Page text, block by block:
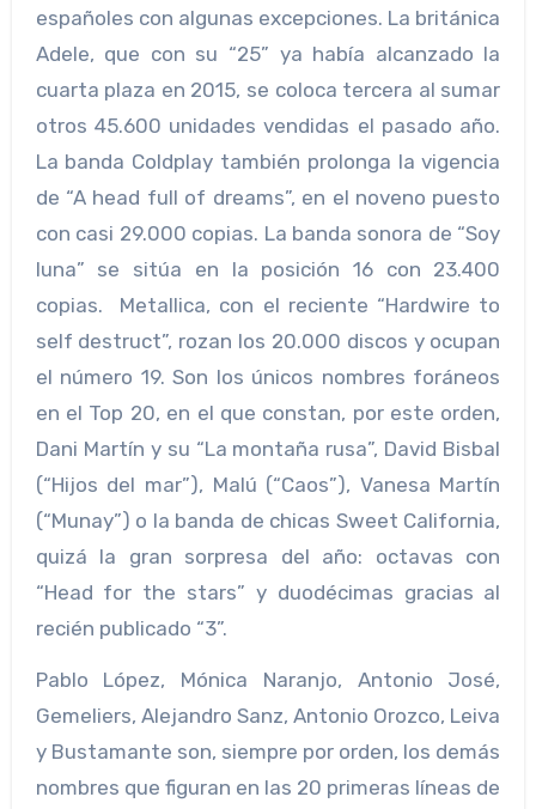
españoles con algunas excepciones. La británica
Adele, que con su “25” ya había alcanzado la
cuarta plaza en 2015, se coloca tercera al sumar
otros 45.600 unidades vendidas el pasado año.
La banda Coldplay también prolonga la vigencia
de “A head full of dreams”, en el noveno puesto
con casi 29.000 copias. La banda sonora de “Soy
luna” se sitúa en la posición 16 con 23.400
copias. Metallica, con el reciente “Hardwire to
self destruct”, rozan los 20.000 discos y ocupan
el número 19. Son los únicos nombres foráneos
en el Top 20, en el que constan, por este orden,
Dani Martín y su “La montaña rusa”, David Bisbal
(“Hijos del mar”), Malú (“Caos”), Vanesa Martín
(“Munay”) o la banda de chicas Sweet California,
quizá la gran sorpresa del año: octavas con
“Head for the stars” y duodécimas gracias al
recién publicado “3”.
Pablo López, Mónica Naranjo, Antonio José,
Gemeliers, Alejandro Sanz, Antonio Orozco, Leiva
y Bustamante son, siempre por orden, los demás
nombres que figuran en las 20 primeras líneas de